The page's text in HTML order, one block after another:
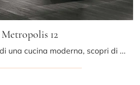
Metropolis 12
Se sei alla ricerca di una cucina moderna, scopri di più sul modello Metropolis 12 Stosa.